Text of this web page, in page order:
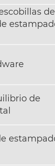
de
de